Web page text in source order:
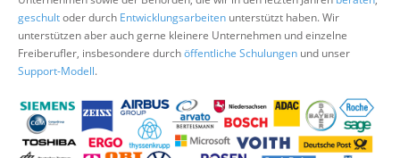
Über uns
Suche
geschultoder durch Entwicklungsarbeiten unterstützt haben. Wir
unterstützen aber auch gerne kleinere Unternehmen und einzelne
Freiberufler, insbesondere durchöffentliche Schulungen und unser
Support-Modell.